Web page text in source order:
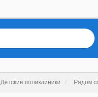
Детские поликлиники Рядом